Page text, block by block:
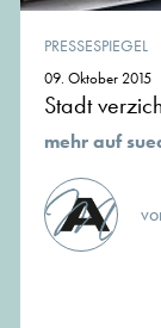
PRESSESPIEGEL
09. Oktober 2015
Stadt
mehr auf